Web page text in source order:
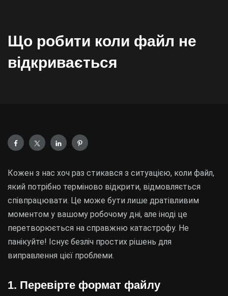
Що робити коли файл не
відкривається
Кожен з нас хоч раз стикався з ситуацією, коли файл,
який потрібно терміново відкрити, відмовляється
співпрацювати. Це може бути лише дратівливим
моментом у вашому робочому дні, але іноді це
перетворюється на справжню катастрофу. Не
панікуйте! Існує безліч простих рішень для
виправлення цієї проблеми.
1. Перевірте формат файлу